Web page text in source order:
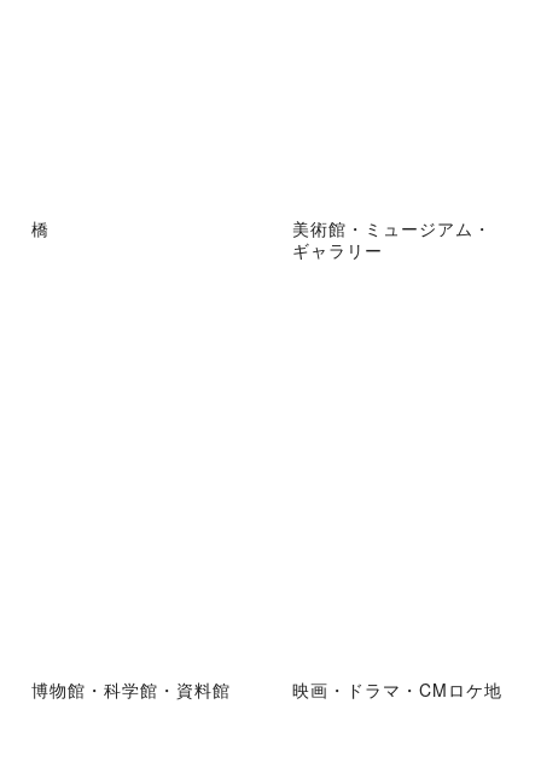
橋
美術館・ミュージアム・
ギャラリー
博物館・科学館・資料館 映画・ドラマ・CMロケ地